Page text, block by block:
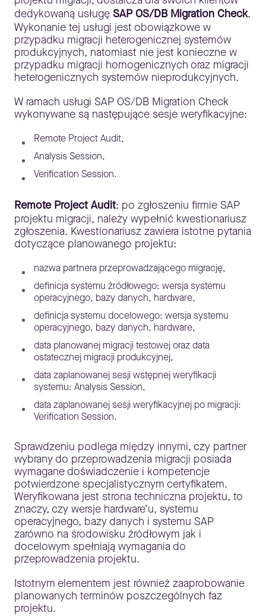
dedykowaną usługę SAP OS/DB Migration Check.
Wykonanie tej usługi jest obowiązkowe w
przypadku migracji heterogenicznej systemów
produkcyjnych, natomiast nie jest konieczne w
przypadku migracji homogenicznych oraz migracji
heterogenicznych systemów nieprodukcyjnych.
W ramach usługi SAP OS/DB Migration Check
wykonywane są następujące sesje weryfikacyjne:
Remote Project Audit,
Analysis Session,
Verification Session.
Remote Project Audit: po zgłoszeniu firmie SAP
projektu migracji, należy wypełnić kwestionariusz
zgłoszenia. Kwestionariusz zawiera istotne pytania
dotyczące planowanego projektu:
nazwa partnera przeprowadzającego migrację,
definicja systemu źródłowego: wersja systemu
operacyjnego, bazy danych, hardware,
definicja systemu docelowego: wersja systemu
operacyjnego, bazy danych, hardware,
data planowanej migracji testowej oraz data
ostatecznej migracji produkcyjnej,
data zaplanowanej sesji wstępnej weryfikacji
systemu: Analysis Session,
data zaplanowanej sesji weryfikacyjnej po migracji:
Verification Session.
Sprawdzeniu podlega między innymi, czy partner
wybrany do przeprowadzenia migracji posiada
wymagane doświadczenie i kompetencje
potwierdzone specjalistycznym certyfikatem.
Weryfikowana jest strona techniczna projektu, to
znaczy, czy wersje hardware’u, systemu
operacyjnego, bazy danych i systemu SAP
zarówno na środowisku źródłowym jak i
docelowym spełniają wymagania do
przeprowadzenia projektu.
Istotnym elementem jest również zaaprobowanie
planowanych terminów poszczególnych faz
projektu.